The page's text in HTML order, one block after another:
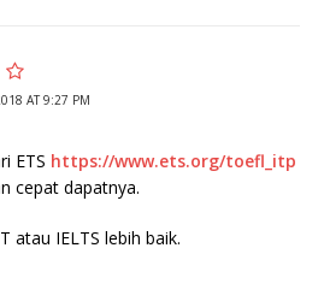
AT 9:27 PM
ETS https://www.ets.org/toefl_itp
cepat dapatnya.
atau IELTS lebih baik.